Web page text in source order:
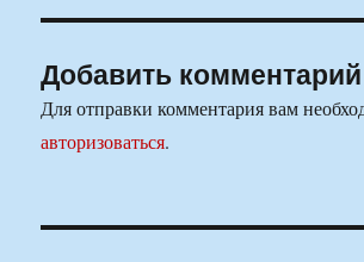
Добавить комментарий
Для отправки комментария вам
авторизоваться.